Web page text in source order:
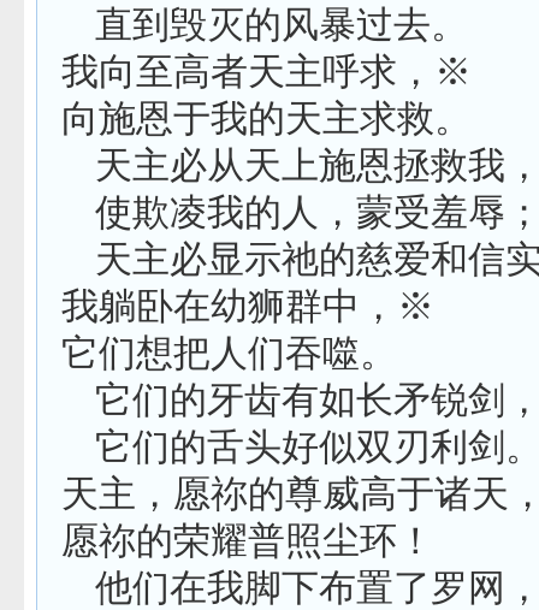
直到毁灭的风暴过去。
我向至高者天主呼求，※
向施恩于我的天主求救。
天主必从天上施恩拯救我
使欺凌我的人，蒙受羞辱
天主必显示祂的慈爱和信
我躺卧在幼狮群中，※
它们想把人们吞噬。
它们的牙齿有如长矛锐剑
它们的舌头好似双刃利剑
天主，愿祢的尊威高于诸天
愿祢的荣耀普照尘环！
他们在我脚下布置了罗网